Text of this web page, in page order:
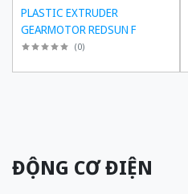
PLASTIC EXTRUDER
GEARMOTOR REDSUN F
(0)
ĐỘNG CƠ ĐIỆN